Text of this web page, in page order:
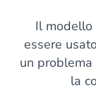
Il
essere
un problema
la